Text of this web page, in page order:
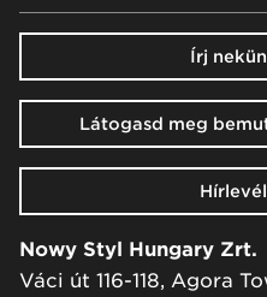
Írj
Látogasd meg
Hírlevél
Nowy Styl Hungary Zrt.
Váci út 116-118, Agora